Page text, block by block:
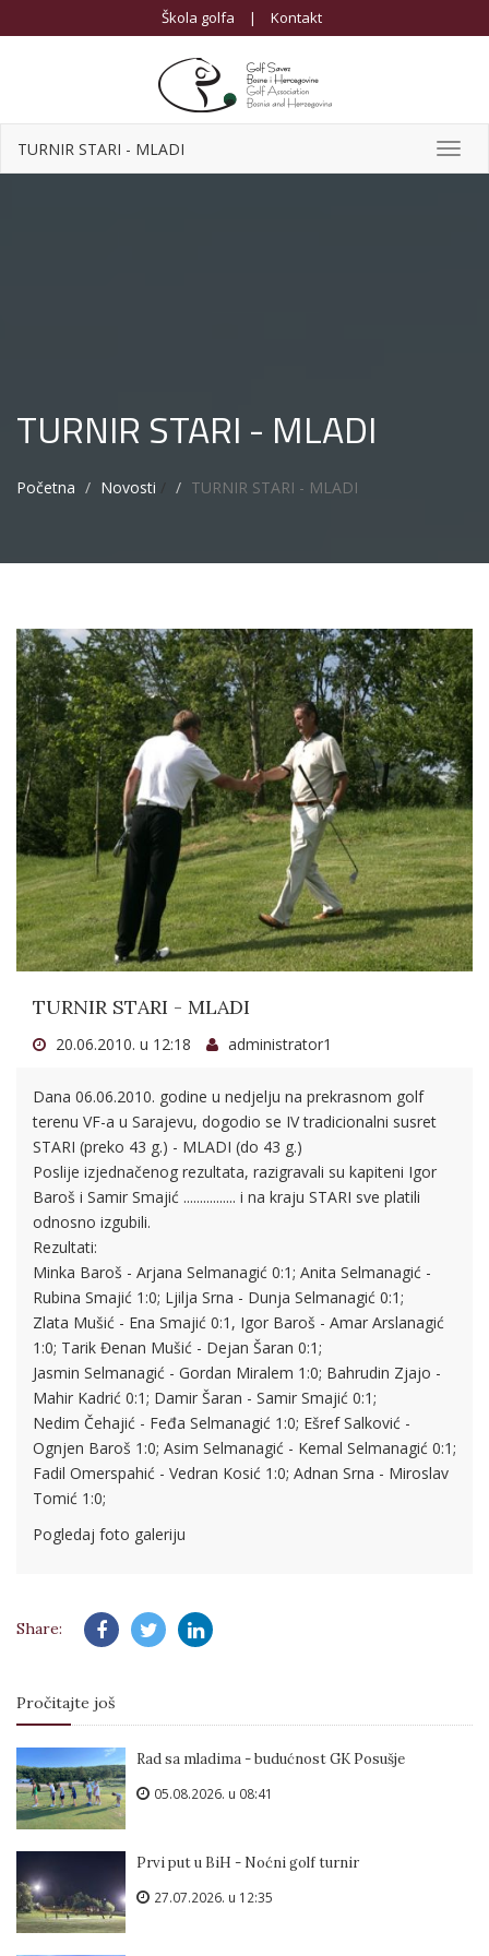
Škola golfa | Kontakt
TURNIR STARI - MLADI
TURNIR STARI - MLADI
Početna Novosti / TURNIR STARI - MLADI
TURNIR STARI - MLADI
20.06.2010. u 12:18 administrator1
Dana 06.06.2010. godine u nedjelju na prekrasnom golf
terenu VF-a u Sarajevu, dogodio se IV tradicionalni susret
STARI (preko 43 g.) - MLADI (do 43 g.)
Poslije izjednačenog rezultata, razigravali su kapiteni Igor
Baroš i Samir Smajić ................ i na kraju STARI sve platili
odnosno izgubili.
Rezultati:
Minka Baroš - Arjana Selmanagić 0:1; Anita Selmanagić -
Rubina Smajić 1:0; Ljilja Srna - Dunja Selmanagić 0:1;
Zlata Mušić - Ena Smajić 0:1, Igor Baroš - Amar Arslanagić
1:0; Tarik Đenan Mušić - Dejan Šaran 0:1;
Jasmin Selmanagić - Gordan Miralem 1:0; Bahrudin Zjajo -
Mahir Kadrić 0:1; Damir Šaran - Samir Smajić 0:1;
Nedim Čehajić - Feđa Selmanagić 1:0; Ešref Salković -
Ognjen Baroš 1:0; Asim Selmanagić - Kemal Selmanagić 0:1;
Fadil Omerspahić - Vedran Kosić 1:0; Adnan Srna - Miroslav
Tomić 1:0;
Pogledaj foto galeriju
Share:
Pročitajte još
Rad sa mladima - budućnost GK Posušje
05.08.2026. u 08:41
Prvi put u BiH - Noćni golf turnir
27.07.2026. u 12:35